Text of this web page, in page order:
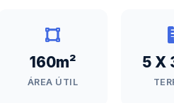
160m²
ÁREA ÚTIL
5 X